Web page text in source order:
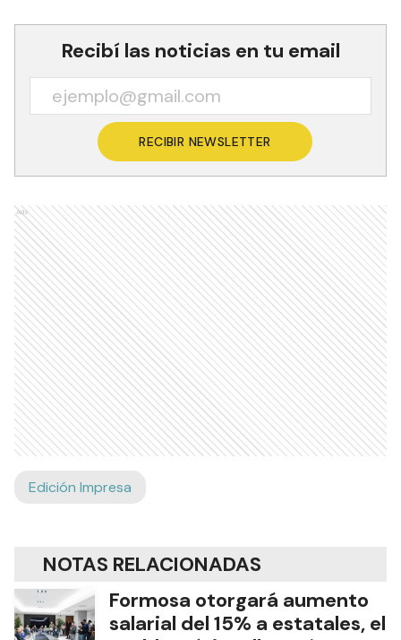
Recibí las noticias en tu email
RECIBIR NEWSLETTER
Ads
Edición Impresa
NOTAS RELACIONADAS
Formosa otorgará aumento
salarial del 15% a estatales, el